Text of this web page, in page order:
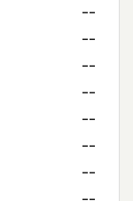
--
--
--
--
--
--
--